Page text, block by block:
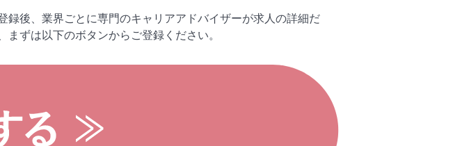
後、業界ごとに専門のキャリアアドバイザーが求人の詳細だ
ずは以下のボタンからご登録ください。